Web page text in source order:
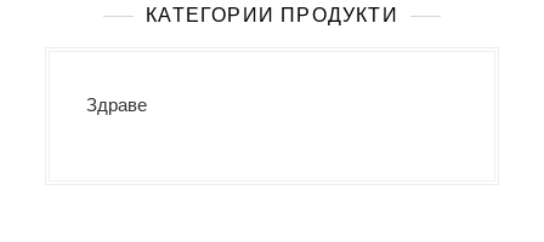
КАТЕГОРИИ ПРОДУКТИ
Здраве